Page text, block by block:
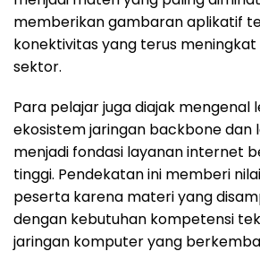
memberikan gambaran aplikatif
konektivitas yang terus
sektor.
Para pelajar juga diajak mengenal
ekosistem jaringan backbone dan
menjadi fondasi layanan internet
tinggi. Pendekatan ini memberi
peserta karena materi yang
dengan kebutuhan kompetensi
jaringan komputer yang